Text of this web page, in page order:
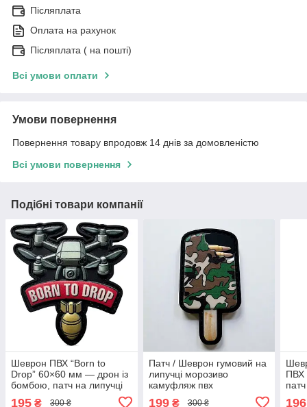
Післяплата
Оплата на рахунок
Післяплата ( на пошті)
Всі умови оплати
Умови повернення
Повернення товару впродовж 14 днів за домовленістю
Всі умови повернення
Подібні товари компанії
Шеврон ПВХ “Born to
Drop” 60×60 мм — дрон із
бомбою, патч на липучці
195 ₴ 300 ₴
Патч / Шеврон гумовий на
липучці морозиво
камуфляж пвх
199₴ 300 ₴
ПВХ
196